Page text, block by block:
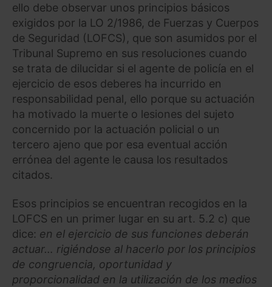
ello debe observar unos principios básicos
exigidos por la LO 2/1986, de Fuerzas y Cuerpos
de Seguridad (LOFCS), que son asumidos por el
Tribunal Supremo en sus resoluciones cuando
se trata de dilucidar si el agente de policía en el
ejercicio de esos deberes ha incurrido en
responsabilidad penal, ello porque su actuación
ha motivado la muerte o lesiones del sujeto
concernido por la actuación policial o un
tercero ajeno que por esa eventual acción
errónea del agente le causa los resultados
citados.
Esos principios se encuentran recogidos en la
LOFCS en un primer lugar en su art. 5.2 c) que
dice: en el ejercicio de sus funciones deberán
actuar… rigiéndose al hacerlo por los principios
de congruencia, oportunidad y
proporcionalidad en la utilización de los medios